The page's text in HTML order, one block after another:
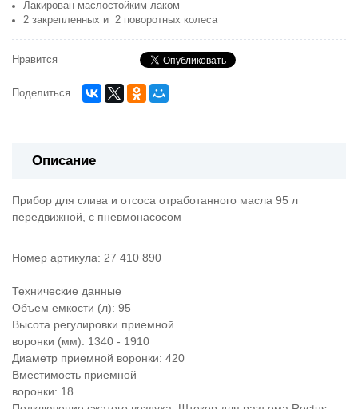
Лакирован маслостойким лаком
2 закрепленных и 2 поворотных колеса
Нравится
Поделиться
Описание
Прибор для слива и отсоса отработанного масла 95 л
передвижной, с пневмонасосом
Номер артикула: 27 410 890
Технические данные
Объем емкости (л): 95
Высота регулировки приемной
воронки (мм): 1340 - 1910
Диаметр приемной воронки: 420
Вместимость приемной
воронки: 18